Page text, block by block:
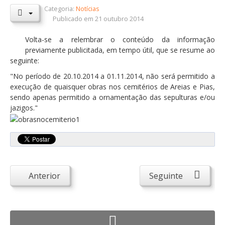
Orçamentos / PPI / PPA
DESTAQUES
Notícias
Sondagens
ZêzereTV
SERVIÇOS
Abastecimento de Água
Qualidade da Água
Categoria:Notícias
Publicado em 21 outubro 2014
Volta-se a relembrar o conteúdo da informação
previamente publicitada, em tempo útil, que se resume ao
seguinte:
"No período de 20.10.2014 a 01.11.2014, não será permitido a
execução de quaisquer obras nos cemitérios de Areias e Pias,
sendo apenas permitido a ornamentação das sepulturas e/ou
jazigos."
Anterior Seguinte